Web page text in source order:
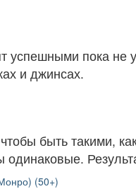
успешными пока не
и джинсах.
быть такими,
одинаковые.
(50+)